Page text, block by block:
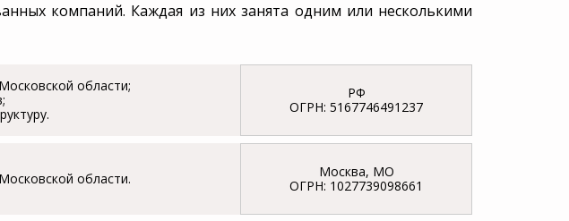
компаний. Каждая из них занята одним или несколькими
области;
РФ
ОГРН: 5167746491237
области.
Москва, МО
ОГРН: 1027739098661